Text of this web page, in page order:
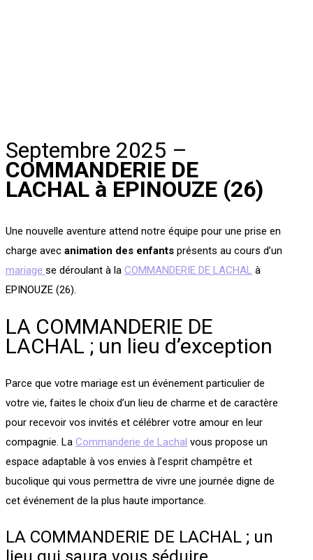
Septembre 2025 –
COMMANDERIE DE
LACHAL à EPINOUZE (26)
Une nouvelle aventure attend notre équipe pour une prise en
charge avec animation des enfants présents au cours d’un
mariage se déroulant à la COMMANDERIE DE LACHAL à
EPINOUZE (26).
LA COMMANDERIE DE
LACHAL ; un lieu d’exception
Parce que votre mariage est un événement particulier de
votre vie, faites le choix d’un lieu de charme et de caractère
pour recevoir vos invités et célébrer votre amour en leur
compagnie. La Commanderie de Lachal vous propose un
espace adaptable à vos envies à l’esprit champêtre et
bucolique qui vous permettra de vivre une journée digne de
cet événement de la plus haute importance.
LA COMMANDERIE DE LACHAL ; un